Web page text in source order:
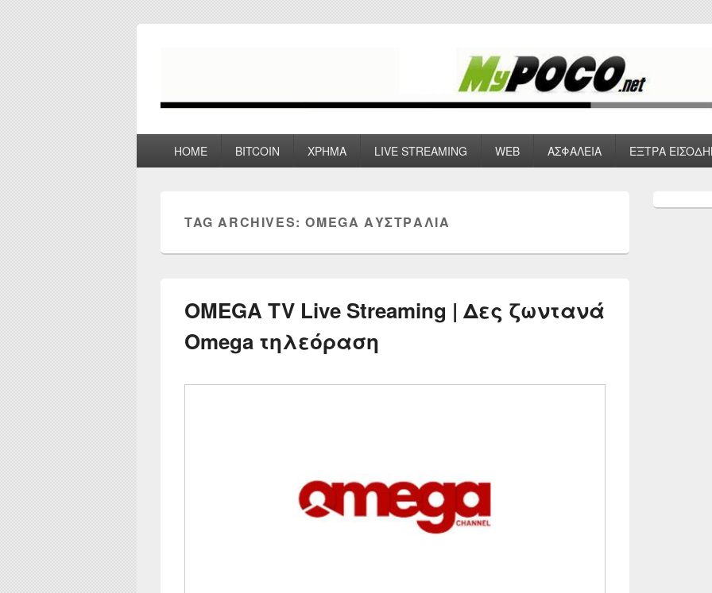
HOME BITCOIN ΧΡΗΜΑ LIVE STREAMING WEB ΑΣΦΑΛΕΙΑ ΕΞΤΡΑ
TAG ARCHIVES:OMEGA ΑΥΣΤΡΑΛΊΑ
OMEGA TV Live Streaming | Δες ζωντανά
Omega τηλεόραση
Sidebar